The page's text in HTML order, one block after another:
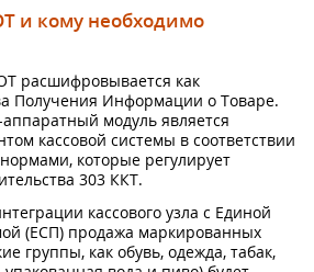
и кому необходимо
расшифровывается как
Получения Информации о Товаре.
модуль является
кассовой системы в соответствии
которые регулирует
303 ККТ.
кассового узла с Единой
(ЕСП) продажа маркированных
группы, как обувь, одежда, табак,